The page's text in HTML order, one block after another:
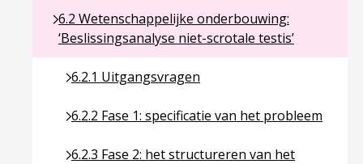
6.2 Wetenschappelijke onderbouwing:
‘Beslissingsanalyse niet-scrotale testis’
Ga naar pagina over 6.2 Wetenschappelijke
6.2.1 Uitgangsvragen
Ga naar pagina over 6.2.1 Uitgangsvragen
6.2.2 Fase 1: specificatie van het probleem
Ga naar pagina over 6.2.2 Fase 1: specificatie van
6.2.3 Fase 2: het structureren van het
Ga naar pagina over 6.2.3 Fase 2: het